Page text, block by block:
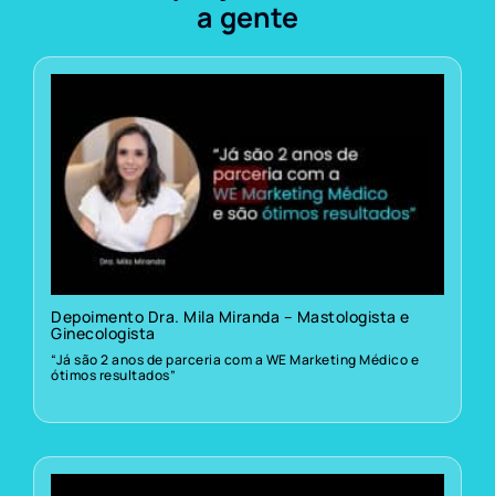
a gente
Depoimento Dra. Mila Miranda – Mastologista e
Ginecologista
“Já são 2 anos de parceria com a WE Marketing Médico e
ótimos resultados”